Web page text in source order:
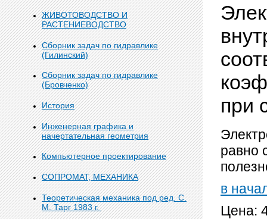
ЖИВОТОВОДСТВО И
РАСТЕНИЕВОДСТВО
Сборник задач по гидравлике
(Гилинский)
Сборник задач по гидравлике
(Бровченко)
История
Инженерная графика и
начертательная геометрия
Компьютерное проектирование
СОПРОМАТ, МЕХАНИКА
Теоретическая механика под ред. С.
М. Тарг 1983 г.
при
равно
в
Цена: